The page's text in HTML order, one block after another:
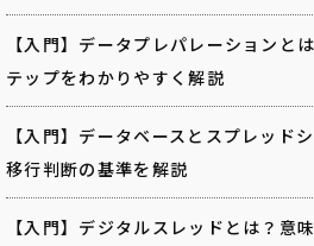
【入門】データプレパレーションと
テップをわかりやすく解説
【入門】データベースとスプレッド
移行判断の基準を解説
【入門】デジタルスレッドとは？意